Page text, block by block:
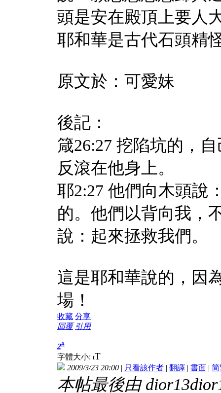
頭是安在殿頂上要人
耶和華是古代石頭精
原文於：可愛妹
後記：
箴26:27 挖陷坑的，
反滾在他身上。
耶2:27 他們向木頭說
的。他們以背向我，
說：起來拯救我們。
這是耶和華說的，因
場！
收藏 分享
回覆 引用
2#
字體大小: tT
2009/3/23 20:00 | 只看該作者 | 翻譯 | 書面 | 简
本帖最後由